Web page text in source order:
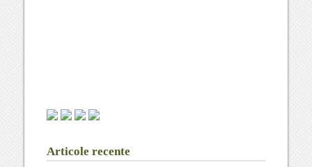
Articole recente